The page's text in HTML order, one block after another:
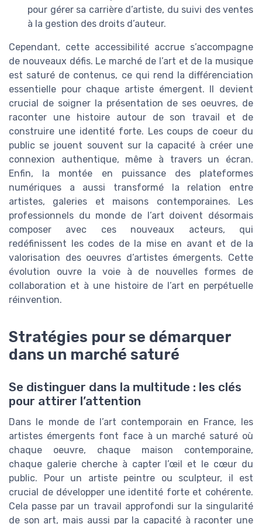
pour gérer sa carrière d’artiste, du suivi des ventes
à la gestion des droits d’auteur.
Cependant, cette accessibilité accrue s’accompagne
de nouveaux défis. Le marché de l’art et de la musique
est saturé de contenus, ce qui rend la différenciation
essentielle pour chaque artiste émergent. Il devient
crucial de soigner la présentation de ses oeuvres, de
raconter une histoire autour de son travail et de
construire une identité forte. Les coups de coeur du
public se jouent souvent sur la capacité à créer une
connexion authentique, même à travers un écran.
Enfin, la montée en puissance des plateformes
numériques a aussi transformé la relation entre
artistes, galeries et maisons contemporaines. Les
professionnels du monde de l’art doivent désormais
composer avec ces nouveaux acteurs, qui
redéfinissent les codes de la mise en avant et de la
valorisation des oeuvres d’artistes émergents. Cette
évolution ouvre la voie à de nouvelles formes de
collaboration et à une histoire de l’art en perpétuelle
réinvention.
Stratégies pour se démarquer
dans un marché saturé
Se distinguer dans la multitude : les clés
pour attirer l’attention
Dans le monde de l’art contemporain en France, les
artistes émergents font face à un marché saturé où
chaque oeuvre, chaque maison contemporaine,
chaque galerie cherche à capter l’œil et le cœur du
public. Pour un artiste peintre ou sculpteur, il est
crucial de développer une identité forte et cohérente.
Cela passe par un travail approfondi sur la singularité
de son art, mais aussi par la capacité à raconter une